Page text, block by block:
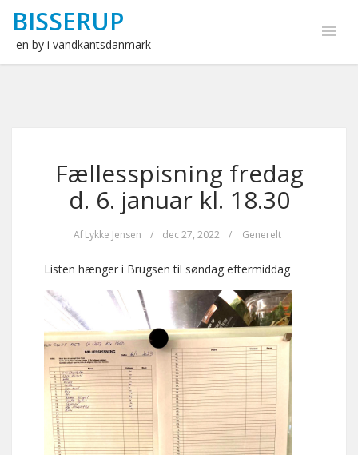
BISSERUP
-en by i vandkantsdanmark
Fællesspisning fredag
d. 6. januar kl. 18.30
Af Lykke Jensen / dec 27, 2022 / Generelt
Listen hænger i Brugsen til søndag eftermiddag